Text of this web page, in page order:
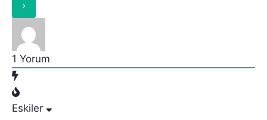
1 Yorum
Eskiler